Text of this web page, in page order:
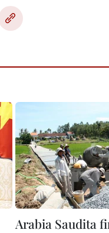
Arabia Saudita